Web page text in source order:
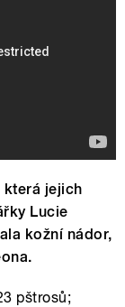
která jejich
Lucie
kožní nádor,
pštrosů;